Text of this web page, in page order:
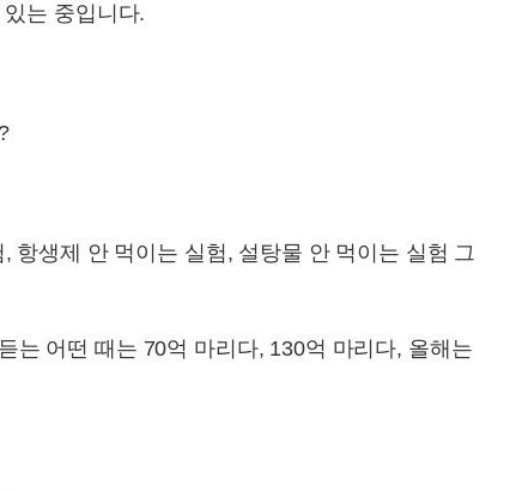
는 중입니다.
항생제 안 먹이는 실험, 설탕물 안 먹이는 실험 그
는 어떤 때는 70억 마리다, 130억 마리다, 올해는